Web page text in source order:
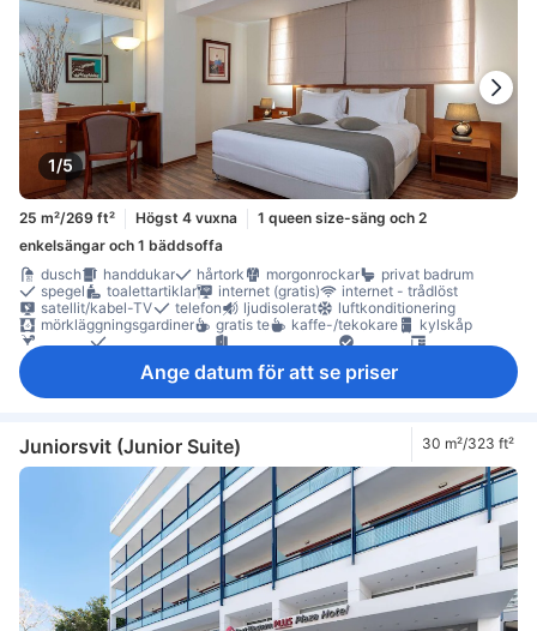
1/5
25 m²/269 ft² Högst 4 vuxna
1 queen size-säng och 2
enkelsängar och 1 bäddsoffa
dusch
handdukar hårtork morgonrockar
privat badrum
spegel
toalettartiklar internet (gratis)
internet - trådlöst
satellit/kabel-TV
telefon ljudisolerat
luftkonditionering
mörkläggningsgardiner
gratis te kaffe-/tekokare
kylskåp
Rökpolicy - rökfria rum tillgängliga
värdeskåp på rummet
Ange datum för att se priser
Juniorsvit (Junior Suite) 30 m²/323 ft²